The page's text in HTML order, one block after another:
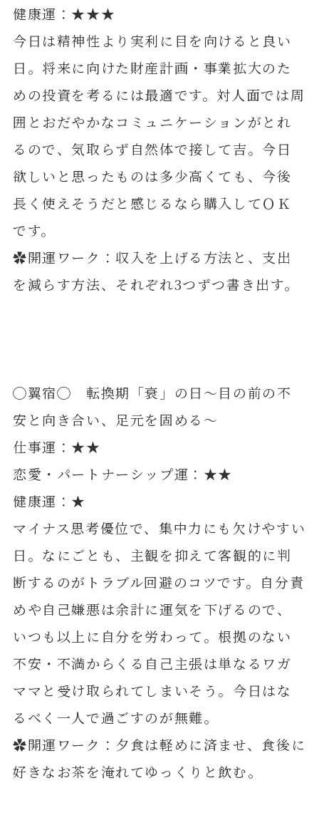
健康運：★★★
今日は精神性より実利に目を向けると良い
日。将来に向けた財産計画・事業拡大のた
めの投資を考るには最適です。対人面では周
囲とおだやかなコミュニケーションがとれ
るので、気取らず自然体で接して吉。今日
欲しいと思ったものは多少高くても、今後
長く使えそうだと感じるなら購入してＯＫ
です。
✿開運ワーク：収入を上げる方法と、支出
を減らす方法、それぞれ3つずつ書き出す。
◯翼宿◯ 転換期「衰」の日～目の前の不
安と向き合い、足元を固める～
仕事運：★★
恋愛・パートナーシップ運：★★
健康運：★
マイナス思考優位で、集中力にも欠けやすい
日。なにごとも、主観を抑えて客観的に判
断するのがトラブル回避のコツです。自分責
めや自己嫌悪は余計に運気を下げるので、
いつも以上に自分を労わって。根拠のない
不安・不満からくる自己主張は単なるワガ
ママと受け取られてしまいそう。今日はな
るべく一人で過ごすのが無難。
✿開運ワーク：夕食は軽めに済ませ、食後に
好きなお茶を淹れてゆっくりと飲む。